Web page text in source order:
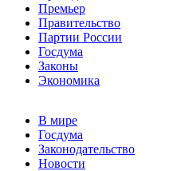
Премьер
Правительство
Партии России
Госдума
Законы
Экономика
В мире
Госдума
Законодательство
Новости